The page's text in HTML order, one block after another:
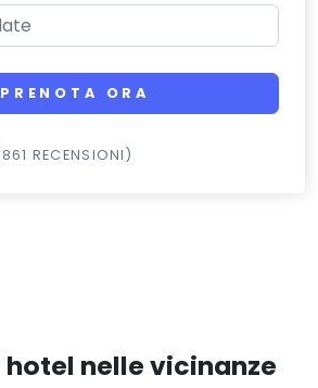
PRENOTA ORA
RECENSIONI)
hotel nelle vicinanze